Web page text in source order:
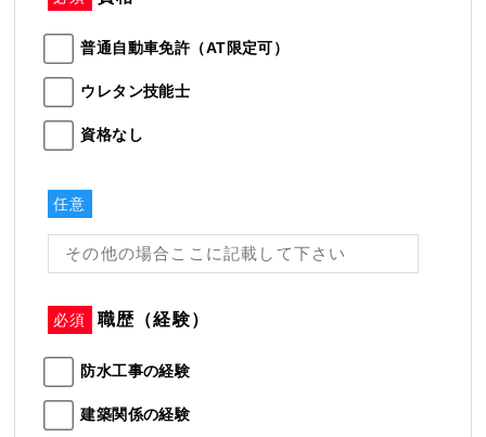
普通自動車免許（AT限定可）
ウレタン技能士
資格なし
任意
必須 職歴（経験）
防水工事の経験
建築関係の経験